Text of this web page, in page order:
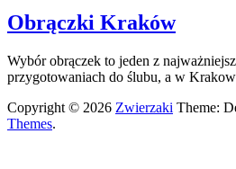
Obrączki Kraków
Wybór obrączek to jeden z
przygotowaniach do ślubu, a w
Copyright © 2026 Zwierzaki Theme:
Themes.